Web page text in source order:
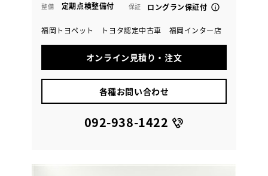
整備 定期点検整備付 保証 ロングラン保証付
福岡トヨペット トヨタ認定中古車 福岡インター店
オンライン見積り・注文
各種お問い合わせ
092-938-1422